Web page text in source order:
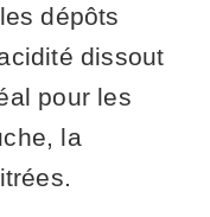
dépôts
dissout
pour les
la